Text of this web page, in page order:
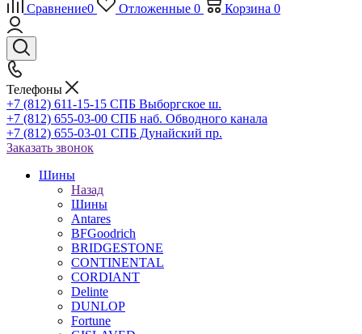
Сравнение0 Отложенные 0 Корзина 0
Телефоны
+7 (812) 611-15-15 СПБ Выборгское ш.
+7 (812) 655-03-00 СПБ наб. Обводного канала
+7 (812) 655-03-01 СПБ Дунайский пр.
Заказать звонок
Шины
Назад
Шины
Antares
BFGoodrich
BRIDGESTONE
CONTINENTAL
CORDIANT
Delinte
DUNLOP
Fortune